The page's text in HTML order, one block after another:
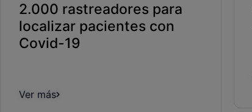
2.000 rastreadores para
localizar pacientes con
Covid-19
Ver más